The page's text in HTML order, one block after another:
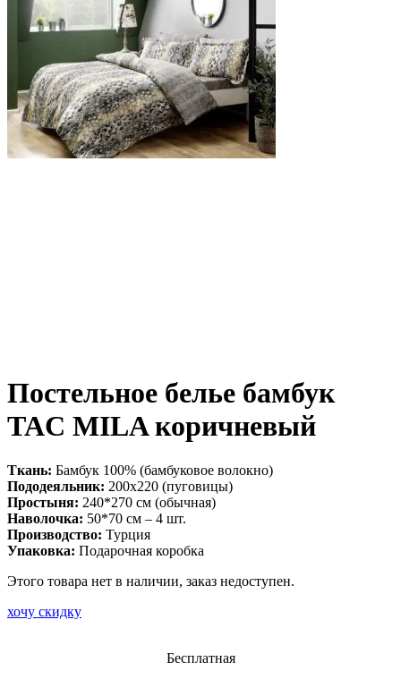
Постельное белье бамбук
TAC MILA коричневый
Ткань: Бамбук 100% (бамбуковое волокно)
Пододеяльник: 200х220 (пуговицы)
Простыня: 240*270 см (обычная)
Наволочка: 50*70 см – 4 шт.
Производство: Турция
Упаковка: Подарочная коробка
Этого товара нет в наличии, заказ недоступен.
хочу скидку
Бесплатная